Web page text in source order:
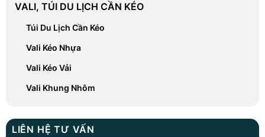
VALI, TÚI DU LỊCH CẦN KÉO
Túi Du Lịch Cần Kéo
Vali Kéo Nhựa
Vali Kéo Vải
Vali Khung Nhôm
LIÊN HỆ TƯ VẤN